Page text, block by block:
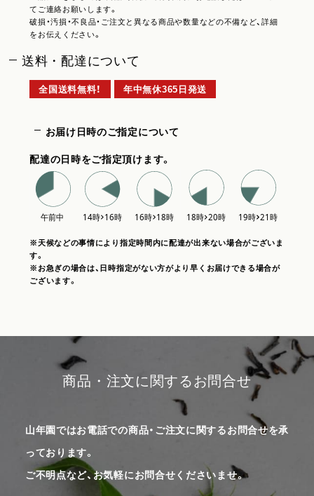
てご連絡お願いします。
破損・汚損・不良品・ご注文と異なる商品や数量などの不備など、詳細
をお伝えください。
送料・配達について
全国送料無料！ 年中無休365日発送
お届け日時のご指定について
配達の日時をご指定頂けます。
※天候などの事情により指定時間内に配達が出来ない場合がございま
す。
※お急ぎの場合は、日時指定がない方がより早くお届けできる場合が
ございます。
商品・注文に関するお問合せ
山年園ではお電話での商品・ご注文に関するお問合せを承
っております。
ご不明点など、お気軽にお問合せくださいませ。